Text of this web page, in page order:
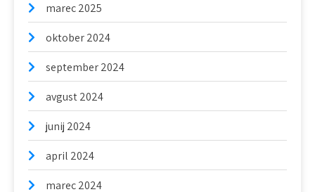
marec 2025
oktober 2024
september 2024
avgust 2024
junij 2024
april 2024
marec 2024